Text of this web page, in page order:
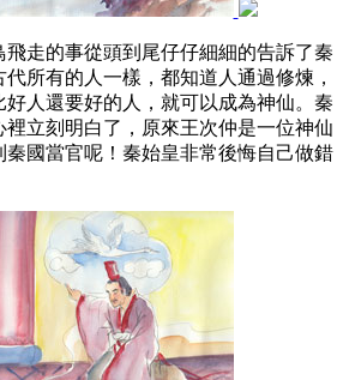
走的事從頭到尾仔仔細細的告訴了秦
所有的人一樣，都知道人通過修煉，
人還要好的人，就可以成為神仙。秦
立刻明白了，原來王次仲是一位神仙
秦國當官呢！秦始皇非常後悔自己做錯